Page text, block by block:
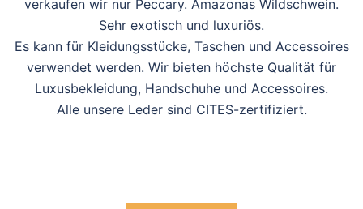
verkaufen wir nur Peccary. Amazonas Wildschwein.
Sehr exotisch und luxuriös.
Es kann für Kleidungsstücke, Taschen und Accessoires
verwendet werden. Wir bieten höchste Qualität für
Luxusbekleidung, Handschuhe und Accessoires.
Alle unsere Leder sind CITES-zertifiziert.